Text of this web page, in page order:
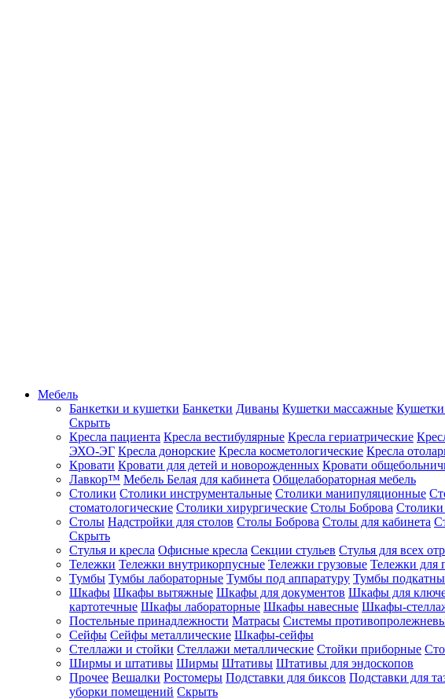
Мебель
Банкетки и кушетки Банкетки Диваны Кушетки массажные
Скрыть
Кресла пациента Кресла вестибулярные Кресла гериатрические
ЭХО-ЭГ Кресла донорские Кресла косметологические Кресла
Кровати Кровати для детей и новорожденных Кровати
Лавкор™ Мебель Белая для кабинета Общелабораторная мебель
Столики Столики инструментальные Столики манипуляционные
стоматологические Столики хирургические Столы Боброва Столики
Столы Надстройки для столов Столы Боброва Столы для кабинета
Скрыть
Стулья и кресла Офисные кресла Секции стульев Стулья для всех
Тележки Тележки внутрикорпусные Тележки грузовые Тележки для
Тумбы Тумбы лабораторные Тумбы под аппаратуру Тумбы
Шкафы Шкафы вытяжные Шкафы для документов Шкафы для
картотечные Шкафы лабораторные Шкафы навесные Шкафы-
Постельные принадлежности Матрасы Системы
Сейфы Сейфы металлические Шкафы-сейфы
Стеллажи и стойки Стеллажи металлические Стойки приборные
Ширмы и штативы Ширмы Штативы Штативы для эндоскопов
Прочее Вешалки Ростомеры Подставки для биксов Подставки для
уборки помещений Скрыть